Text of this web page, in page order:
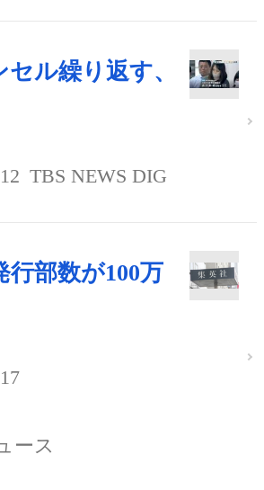
ル繰り返す、
TBS NEWS DIG
行部数が100万
ース